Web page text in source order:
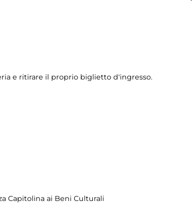
e ritirare il proprio biglietto d'ingresso.
Capitolina ai Beni Culturali